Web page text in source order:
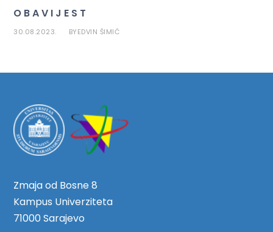
O B A V I J E S T
30.08.2023. BYEDVIN ŠIMIĆ
Zmaja od Bosne 8
Kampus Univerziteta
71000 Sarajevo